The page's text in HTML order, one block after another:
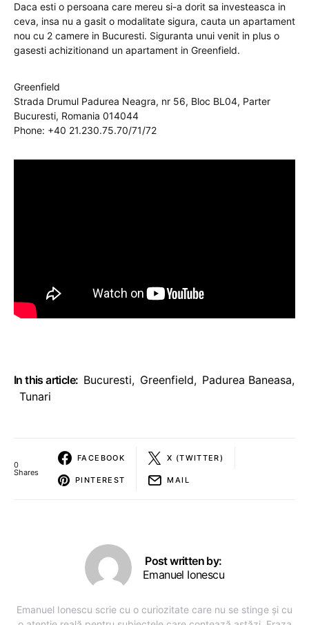
Daca esti o persoana care mereu si-a dorit sa investeasca in
ceva, insa nu a gasit o modalitate sigura, cauta un apartament
nou cu 2 camere in Bucuresti. Siguranta unui venit in plus o
gasesti achizitionand un apartament in Greenfield.
Greenfield
Strada Drumul Padurea Neagra, nr 56, Bloc BL04, Parter
Bucuresti, Romania 014044
Phone: +40 21.230.75.70/71/72
In this article: Bucuresti, Greenfield, Padurea Baneasa,
Tunari
0
Shares
FACEBOOK X (TWITTER)
PINTEREST MAIL
Post written by:
Emanuel Ionescu
Emanuel Ionescu scrie cu o curiozitate care nu se stinge și cu